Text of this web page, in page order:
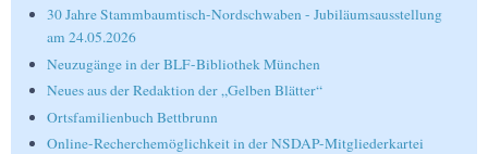
30 Jahre Stammbaumtisch-Nordschwaben - Jubiläumsausstellung
am 24.05.2026
Neuzugänge in der BLF-Bibliothek München
Neues aus der Redaktion der „Gelben Blätter“
Ortsfamilienbuch Bettbrunn
Online-Recherchemöglichkeit in der NSDAP-Mitgliederkartei